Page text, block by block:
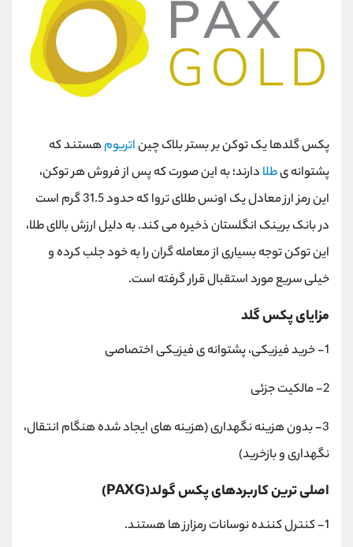
پکس گلدها یک توکن بر بستر بلاک چیناتریومهستند که
پشتوانه یطلا دارند؛ به این صورت که پس از فروش هر توکن،
این رمز ارز معادل یک اونس طلای تروا که حدود 31.5 گرم است
در بانک برینک انگلستان ذخیره می کند. به دلیل ارزش بالای طلا،
این توکن توجه بسیاری از معامله گران را به خود جلب کرده و
خیلی سریع مورد استقبال قرار گرفته است.
مزایای پکس گلد
1- خرید فیزیکی، پشتوانه ی فیزیکی اختصاصی
2- مالکیت جزئی
3- بدون هزینه نگهداری (هزینه های ایجاد شده هنگام انتقال،
نگهداری و بازخرید)
اصلی ترین کاربردهای پکس گولد(PAXG)
1- کنترل کننده نوسانات رمزارز ها هستند.